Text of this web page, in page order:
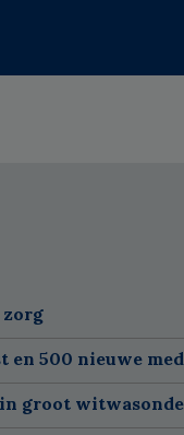
zorg
en 500 nieuwe
groot